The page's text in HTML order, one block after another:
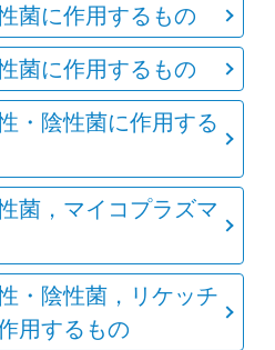
菌に作用するもの
菌に作用するもの
・陰性菌に作用する
菌，マイコプラズマ
・陰性菌，リケッチ
用するもの